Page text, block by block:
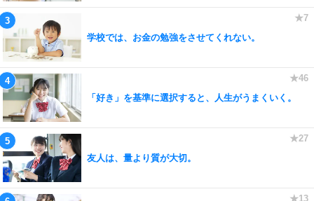
学校では、お金の勉強をさせてくれない。
「好き」を基準に選択すると、人生がうまくいく。
友人は、量より質が大切。